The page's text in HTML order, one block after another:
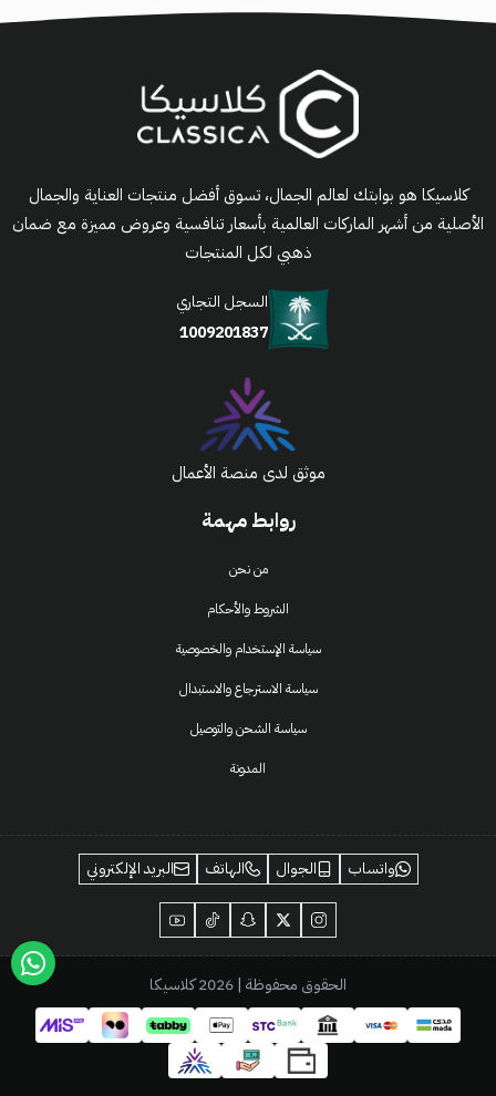
روابط مهمة
من نحن
الشروط والأحكام
سياسة الإستخدام والخصوصية
سياسة الاسترجاع والاستبدال
سياسة الشحن والتوصيل
المدونة
كلاسيكا هو بوابتك لعالم الجمال، تسوق أفضل منتجات العناية والجمال
الأصلية من أشهر الماركات العالمية بأسعار تنافسية وعروض مميزة مع ضمان
ذهبي لكل المنتجات
السجل التجاري
1009201837
موثق لدى منصة الأعمال
واتساب الجوال الهاتف البريد الإلكتروني
الحقوق محفوظة | 2026 كلاسيكا